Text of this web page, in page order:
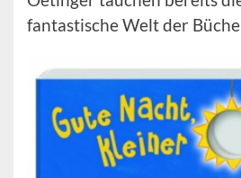
fantastische Welt der